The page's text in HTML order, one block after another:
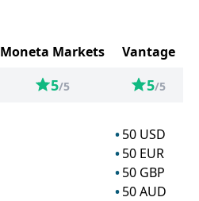
Moneta Markets
Vantage
5/5 5/5
50 USD
50 EUR
50 GBP
50 AUD